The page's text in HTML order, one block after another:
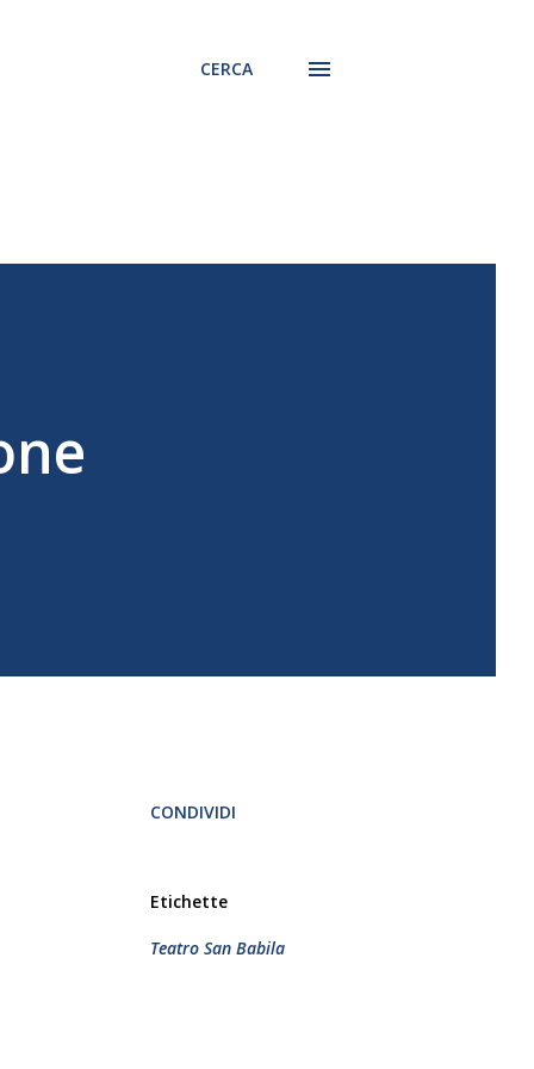
CERCA
CONDIVIDI
Etichette
Teatro San Babila